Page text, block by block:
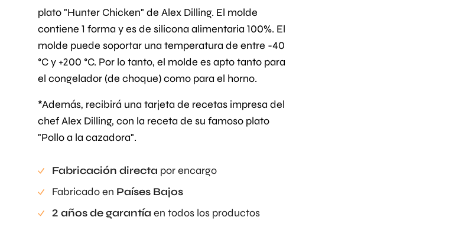
plato "Hunter Chicken" de Alex Dilling. El molde
contiene 1 forma y es de silicona alimentaria 100%. El
molde puede soportar una temperatura de entre -40
°C y +200 °C. Por lo tanto, el molde es apto tanto para
el congelador (de choque) como para el horno.
*Además, recibirá una tarjeta de recetas impresa del
chef Alex Dilling, con la receta de su famoso plato
"Pollo a la cazadora".
Fabricación directa por encargo
Fabricado en Países Bajos
2 años de garantía en todos los productos